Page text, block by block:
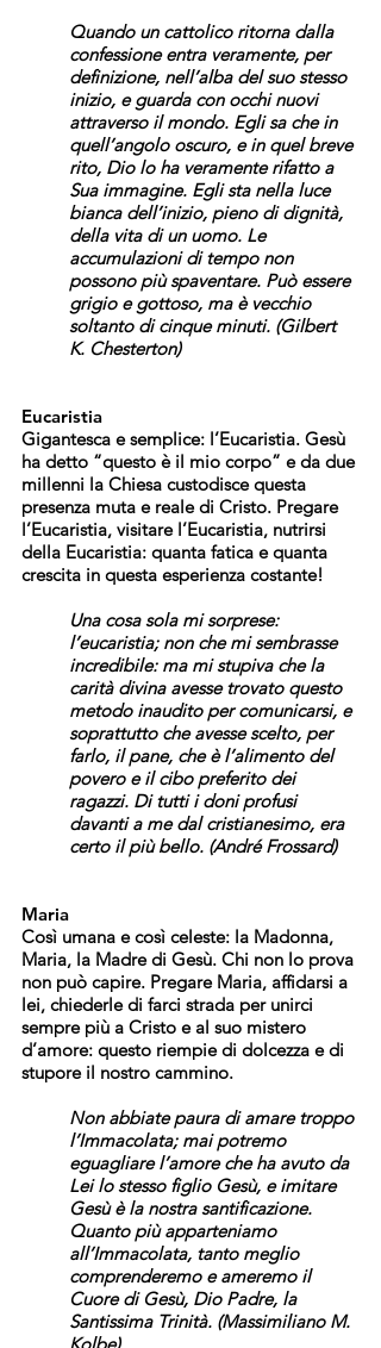
Quando un cattolico ritorna dalla
confessione entra veramente, per
definizione, nell’alba del suo stesso
inizio, e guarda con occhi nuovi
attraverso il mondo. Egli sa che in
quell’angolo oscuro, e in quel breve
rito, Dio lo ha veramente rifatto a
Sua immagine. Egli sta nella luce
bianca dell’inizio, pieno di dignità,
della vita di un uomo. Le
accumulazioni di tempo non
possono più spaventare. Può essere
grigio e gottoso, ma è vecchio
soltanto di cinque minuti. (Gilbert
K. Chesterton)
Eucaristia
Gigantesca e semplice: l’Eucaristia. Gesù
ha detto “questo è il mio corpo” e da due
millenni la Chiesa custodisce questa
presenza muta e reale di Cristo. Pregare
l’Eucaristia, visitare l’Eucaristia, nutrirsi
della Eucaristia: quanta fatica e quanta
crescita in questa esperienza costante!
Una cosa sola mi sorprese:
l’eucaristia; non che mi sembrasse
incredibile: ma mi stupiva che la
carità divina avesse trovato questo
metodo inaudito per comunicarsi, e
soprattutto che avesse scelto, per
farlo, il pane, che è l’alimento del
povero e il cibo preferito dei
ragazzi. Di tutti i doni profusi
davanti a me dal cristianesimo, era
certo il più bello. (André Frossard)
Maria
Così umana e così celeste: la Madonna,
Maria, la Madre di Gesù. Chi non lo prova
non può capire. Pregare Maria, affidarsi a
lei, chiederle di farci strada per unirci
sempre più a Cristo e al suo mistero
d’amore: questo riempie di dolcezza e di
stupore il nostro cammino.
Non abbiate paura di amare troppo
l’Immacolata; mai potremo
eguagliare l’amore che ha avuto da
Lei lo stesso figlio Gesù, e imitare
Gesù è la nostra santificazione.
Quanto più apparteniamo
all’Immacolata, tanto meglio
comprenderemo e ameremo il
Cuore di Gesù, Dio Padre, la
Santissima Trinità. (Massimiliano M.